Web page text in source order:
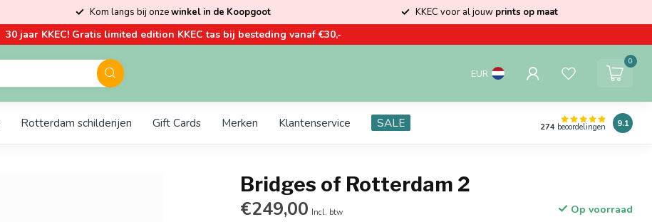
Kom langs bij onzewinkel in de Koopgoot KKEC voor al jouw prints op maat
30 jaar KKEC! Gratis limited edition KKEC tas bij besteding vanaf €30,-
EUR
0
Rotterdam schilderijen Gift Cards Merken Klantenservice SALE 274 beoordelingen 9.1
Bridges of Rotterdam 2
€249,00 Incl. btw Op voorraad